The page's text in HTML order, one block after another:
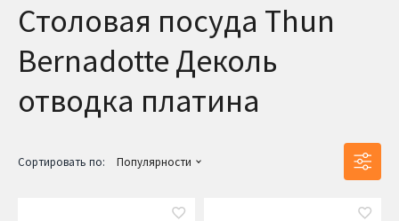
Столовая посуда Thun
Bernadotte Деколь
отводка платина
Сортировать по: Популярности